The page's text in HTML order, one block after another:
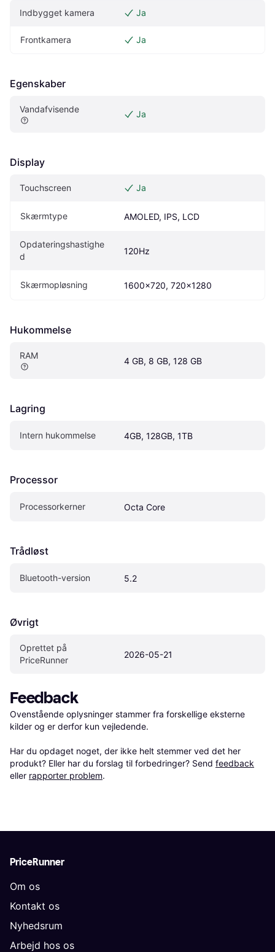
Indbygget kamera Ja
Frontkamera Ja
Egenskaber
Vandafvisende Ja
Display
Touchscreen Ja
Skærmtype AMOLED, IPS, LCD
Opdateringshastighe
d
120Hz
Skærmopløsning 1600x720, 720x1280
Hukommelse
RAM
4 GB, 8 GB, 128 GB
Lagring
Intern hukommelse 4GB, 128GB, 1TB
Processor
Processorkerner Octa Core
Trådløst
Bluetooth-version 5.2
Øvrigt
Oprettet på
PriceRunner
2026-05-21
Feedback
Ovenstående oplysninger stammer fra forskellige eksterne
kilder og er derfor kun vejledende.
Har du opdaget noget, der ikke helt stemmer ved det her
produkt? Eller har du forslag til forbedringer? Send feedback
eller rapporter problem.
PriceRunner
Om os
Kontakt os
Nyhedsrum
Arbejd hos os